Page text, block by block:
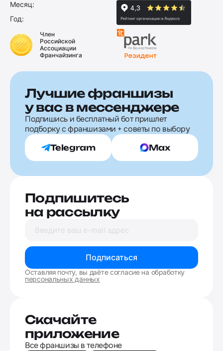
Месяц:
Год:
Член
Российской
Ассоциации
Франчайзинга
Лучшие франшизы
у вас в мессенджере
Подпишись и бесплатный бот пришлет
подборку с франшизами + советы по выбору
Telegram Max
Подпишитесь
на рассылку
Подписаться
Оставляя почту, вы даёте согласие на обработку
персональных данных
Скачайте
приложение
Все франшизы в телефоне